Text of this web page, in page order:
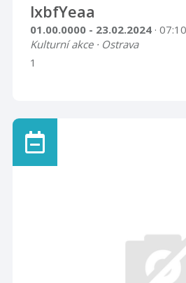
lxbfYeaa
01.00.0000 - 23.02.2024 ·
Kulturní akce · Ostrava
1